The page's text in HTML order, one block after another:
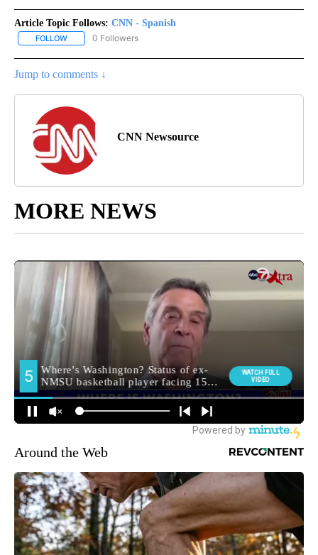
Article Topic Follows: CNN - Spanish
FOLLOW FOLLOW "CNN - SPANISH" TO RECEIVE NOTIFICATIONS ABOUT
0 Followers
Jump to comments ↓
CNN Newsource
MORE NEWS
Around the Web